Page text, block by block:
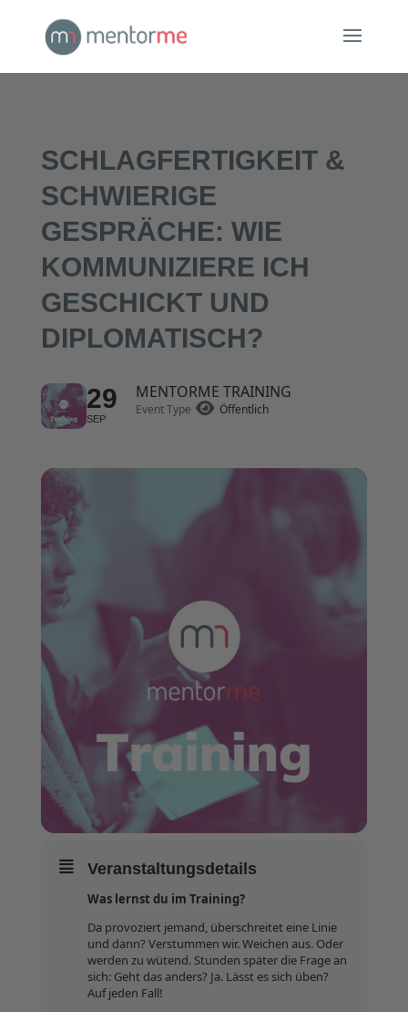
SCHLAGFERTIGKEIT &
SCHWIERIGE
GESPRÄCHE: WIE
KOMMUNIZIERE ICH
GESCHICKT UND
DIPLOMATISCH?
29
SEP
MENTORME TRAINING
Event Type Öffentlich
Veranstaltungsdetails
Was lernst du im Training?
Da provoziert jemand, überschreitet eine Linie
und dann? Verstummen wir. Weichen aus. Oder
werden zu wütend. Stunden später die Frage an
sich: Geht das anders? Ja. Lässt es sich üben?
Auf jeden Fall!